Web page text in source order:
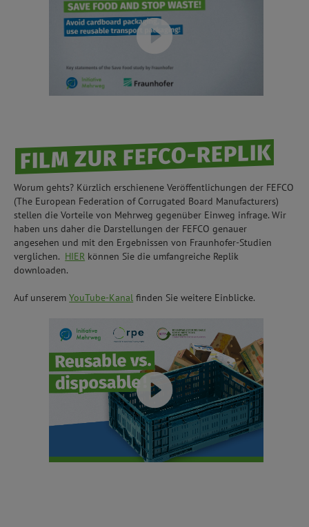
FILM ZUR FEFCO-REPLIK
Worum gehts? Kürzlich erschienene Veröffentlichungen der FEFCO
(The European Federation of Corrugated Board Manufacturers)
stellen die Vorteile von Mehrweg gegenüber Einweg infrage. Wir
haben uns daher die Darstellungen der FEFCO genauer
angesehen und mit den Ergebnissen von Fraunhofer-Studien
verglichen. HIER können Sie die umfangreiche Replik
downloaden.
Auf unseremYouTube-Kanal finden Sie weitere Einblicke.